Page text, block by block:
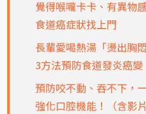
覺得喉嚨卡卡、有異物
食道癌症狀找上門
長輩愛喝熱湯「燙出胸
3方法預防食道發炎癌變
預防咬不動、吞不下，
強化口腔機能！（含影片